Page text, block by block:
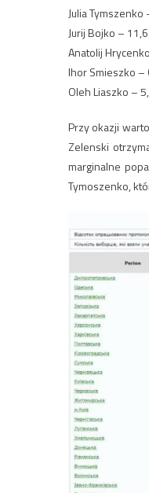
Julia Tymszenko
Jurij Bojko –
Anatolij
Ihor Smieszko –
Oleh Liaszko –
Przy okazji
Zelenski
marginalne
Tymoszenko,